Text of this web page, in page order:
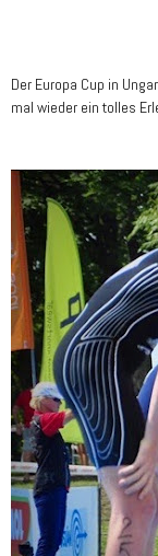
Der Europa Cup in
mal wieder ein tolles